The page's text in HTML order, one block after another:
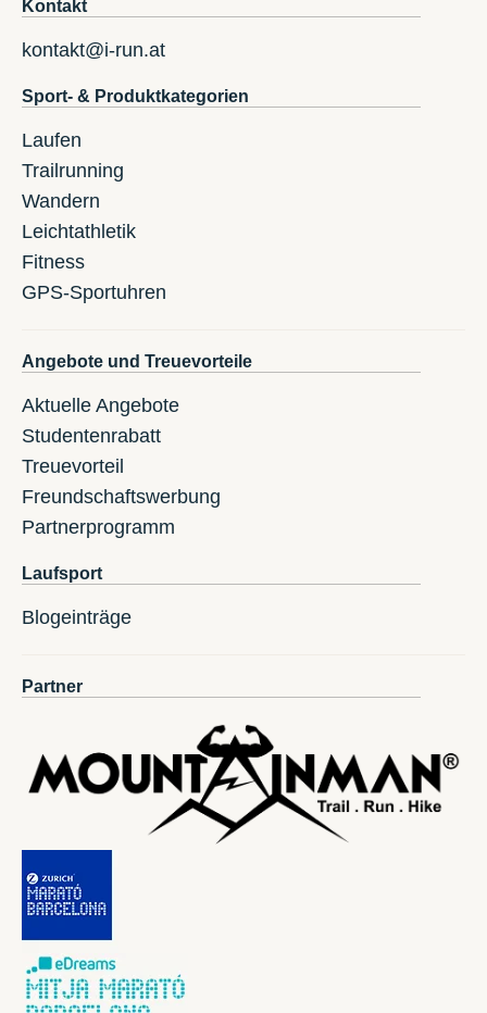
Kontakt
kontakt@i-run.at
Sport- & Produktkategorien
Laufen
Trailrunning
Wandern
Leichtathletik
Fitness
GPS-Sportuhren
Angebote und Treuevorteile
Aktuelle Angebote
Studentenrabatt
Treuevorteil
Freundschaftswerbung
Partnerprogramm
Laufsport
Blogeinträge
Partner